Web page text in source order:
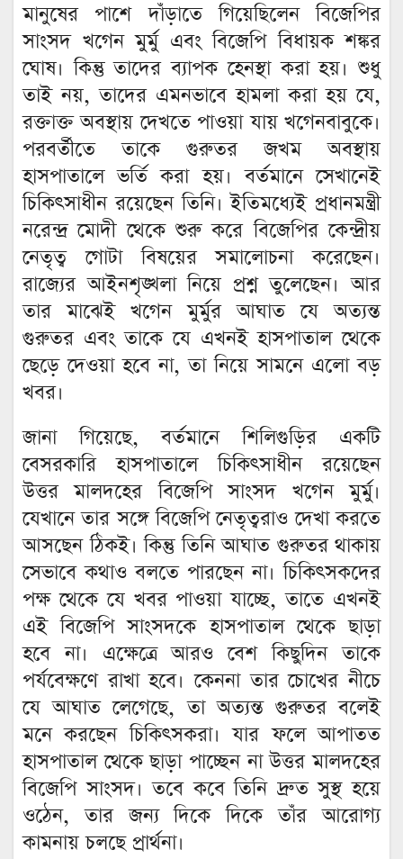
মানুষের পাশে দাঁড়াতে গিয়েছিলেন বিজেপির
সাংসদ খগেন মুর্মু এবং বিজেপি বিধায়ক শঙ্কর
ঘোষ। কিন্তু তাদের ব্যাপক হেনস্থা করা হয়। শুধু
তাই নয়, তাদের এমনভাবে হামলা করা হয় যে,
রক্তাক্ত অবস্থায় দেখতে পাওয়া যায় খগেনবাবুকে।
পরবর্তীতে তাকে গুরুতর জখম অবস্থায়
হাসপাতালে ভর্তি করা হয়। বর্তমানে সেখানেই
চিকিৎসাধীন রয়েছেন তিনি। ইতিমধ্যেই প্রধানমন্ত্রী
নরেন্দ্র মোদী থেকে শুরু করে বিজেপির কেন্দ্রীয়
নেতৃত্ব গোটা বিষয়ের সমালোচনা করেছেন।
রাজ্যের আইনশৃঙ্খলা নিয়ে প্রশ্ন তুলেছেন। আর
তার মাঝেই খগেন মুর্মুর আঘাত যে অত্যন্ত
গুরুতর এবং তাকে যে এখনই হাসপাতাল থেকে
ছেড়ে দেওয়া হবে না, তা নিয়ে সামনে এলো বড়
খবর।
জানা গিয়েছে, বর্তমানে শিলিগুড়ির একটি
বেসরকারি হাসপাতালে চিকিৎসাধীন রয়েছেন
উত্তর মালদহের বিজেপি সাংসদ খগেন মুর্মু।
যেখানে তার সঙ্গে বিজেপি নেতৃত্বরাও দেখা করতে
আসছেন ঠিকই। কিন্তু তিনি আঘাত গুরুতর থাকায়
সেভাবে কথাও বলতে পারছেন না। চিকিৎসকদের
পক্ষ থেকে যে খবর পাওয়া যাচ্ছে, তাতে এখনই
এই বিজেপি সাংসদকে হাসপাতাল থেকে ছাড়া
হবে না। এক্ষেত্রে আরও বেশ কিছুদিন তাকে
পর্যবেক্ষণে রাখা হবে। কেননা তার চোখের নীচে
যে আঘাত লেগেছে, তা অত্যন্ত গুরুতর বলেই
মনে করছেন চিকিৎসকরা। যার ফলে আপাতত
হাসপাতাল থেকে ছাড়া পাচ্ছেন না উত্তর মালদহের
বিজেপি সাংসদ। তবে কবে তিনি দ্রুত সুস্থ হয়ে
ওঠেন, তার জন্য দিকে দিকে তাঁর আরোগ্য
কামনায় চলছে প্রার্থনা।